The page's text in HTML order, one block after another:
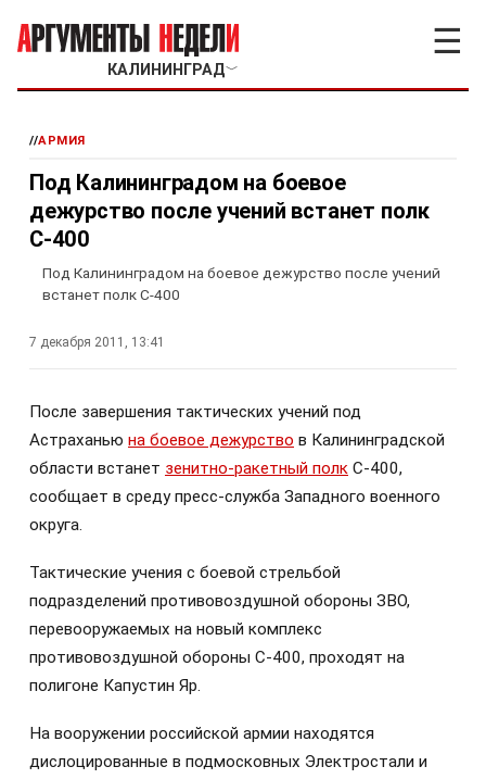
КАЛИНИНГРАД﹀
☰
//АРМИЯ
Под Калининградом на боевое
дежурство после учений встанет полк
С-400
Под Калининградом на боевое дежурство после учений
встанет полк С-400
7 декабря 2011, 13:41
После завершения тактических учений под
Астраханью на боевое дежурство в Калининградской
области встанет зенитно-ракетный полк С-400,
сообщает в среду пресс-служба Западного военного
округа.
Тактические учения с боевой стрельбой
подразделений противовоздушной обороны ЗВО,
перевооружаемых на новый комплекс
противовоздушной обороны С-400, проходят на
полигоне Капустин Яр.
На вооружении российской армии находятся
дислоцированные в подмосковных Электростали и